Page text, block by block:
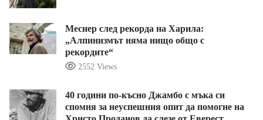
Меснер след рекорда на Харила:
„Алпинизмът няма нищо общо с
рекордите“
2552 Views
40 години по-късно Джамбо с мъка си
спомня за неуспешния опит да помогне на